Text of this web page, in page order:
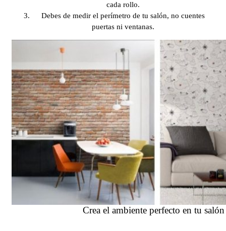
cada rollo.
Debes de medir el perímetro de tu salón, no cuentes
puertas ni ventanas.
Crea el ambiente perfecto en tu